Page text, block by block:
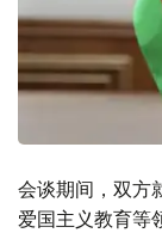
会谈期间，双方
爱国主义教育等